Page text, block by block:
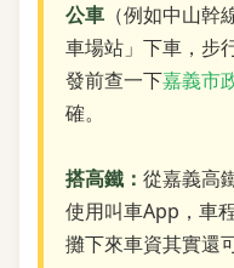
公車 （例如中山
車場站」下車，步
發前查一下嘉義市
確。
搭高鐵： 從嘉義高
使用叫車App，車
攤下來車資其實還